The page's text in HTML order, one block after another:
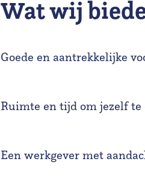
Wat wij
Goede en aantrekkelijke
Ruimte en tijd om jezelf
Een werkgever met